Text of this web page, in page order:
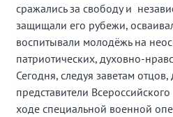
сражались за свободу и
защищали его рубежи,
воспитывали молодёжь на
патриотических, духовно-
Сегодня, следуя заветам
представители
ходе специальной военной